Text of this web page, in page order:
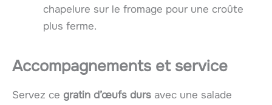
chapelure sur le fromage pour une croûte
plus ferme.
Accompagnements et service
Servez ce gratin d’œufs durs avec une salade